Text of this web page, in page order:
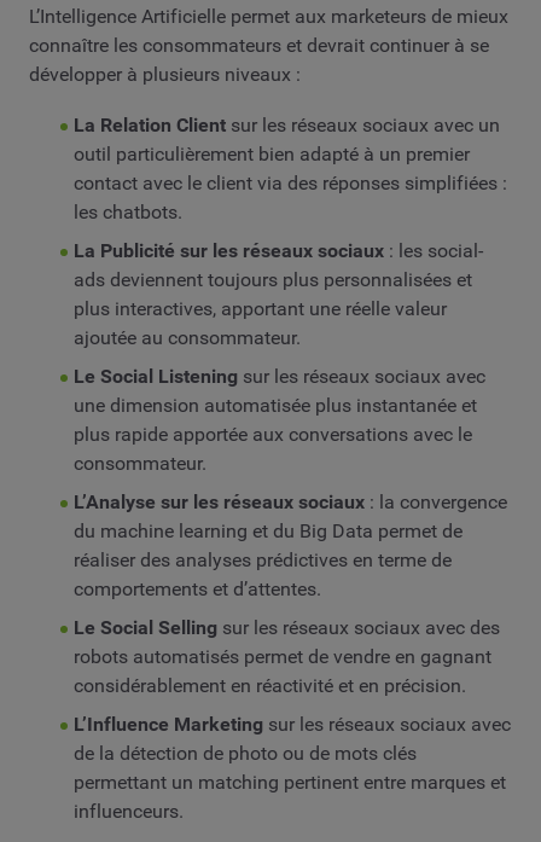
L’Intelligence Artificielle permet aux marketeurs de mieux
connaître les consommateurs et devrait continuer à se
développer à plusieurs niveaux :
La Relation Clientsur les réseaux sociaux avec un
outil particulièrement bien adapté à un premier
contact avec le client via des réponses simplifiées :
les chatbots.
La Publicité sur les réseaux sociaux: les social-
ads deviennent toujours plus personnalisées et
plus interactives, apportant une réelle valeur
ajoutée au consommateur.
Le Social Listeningsur les réseaux sociaux avec
une dimension automatisée plus instantanée et
plus rapide apportée aux conversations avec le
consommateur.
L’Analyse sur les réseaux sociaux: la convergence
du machine learning et du Big Data permet de
réaliser des analyses prédictives en terme de
comportements et d’attentes.
Le Social Sellingsur les réseaux sociaux avec des
robots automatisés permet de vendre en gagnant
considérablement en réactivité et en précision.
L’Influence Marketingsur les réseaux sociaux avec
de la détection de photo ou de mots clés
permettant un matching pertinent entre marques et
influenceurs.